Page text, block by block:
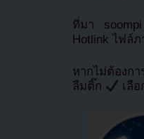
ที่มา
Hotlink ไฟล์ภ
หากไม่ต้องก
ลืมติ๊ก
เลื